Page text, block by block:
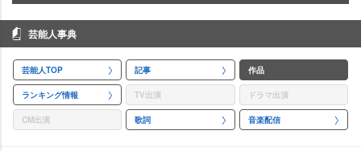
芸能人事典
芸能人TOP 記事 作品
ランキング情報 TV出演 ドラマ出演
CM出演 歌詞 音楽配信